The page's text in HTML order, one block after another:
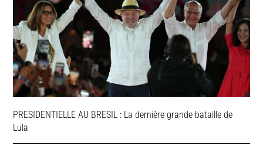
PRESIDENTIELLE AU BRESIL : La dernière grande bataille de
Lula